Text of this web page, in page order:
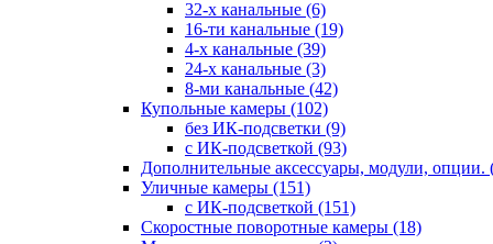
32-х канальные (6)
16-ти канальные (19)
4-х канальные (39)
24-х канальные (3)
8-ми канальные (42)
Купольные камеры (102)
без ИК-подсветки (9)
с ИК-подсветкой (93)
Дополнительные аксессуары, модули, опции.
Уличные камеры (151)
с ИК-подсветкой (151)
Скоростные поворотные камеры (18)